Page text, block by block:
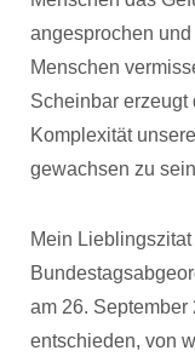
angesprochen
Menschen
Scheinbar erzeugt
Komplexität
gewachsen zu
Mein
am 26. September
entschieden, von